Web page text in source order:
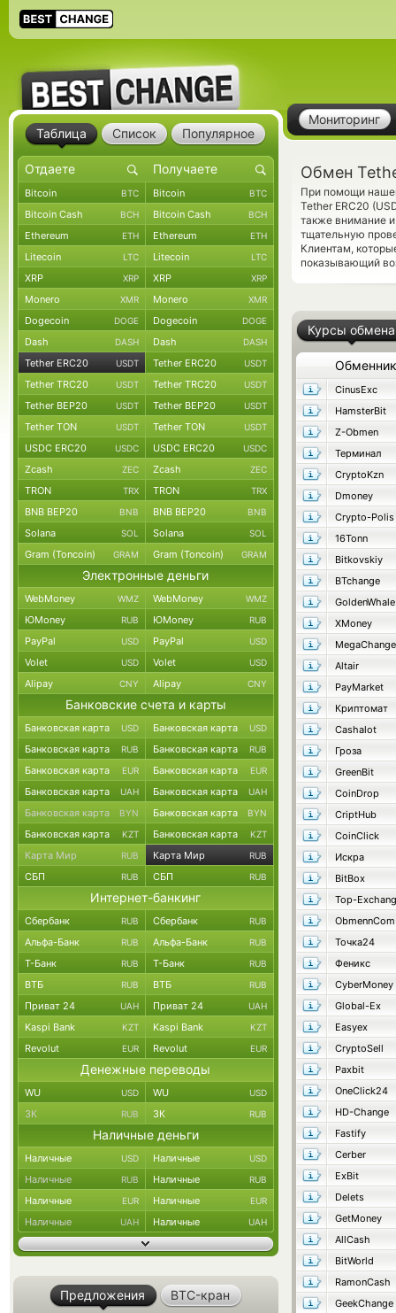
Мониторинг
Обмен
При помощи
Tether ERC20
также внимание
тщательную
Клиентам,
показывающий
Курсы обмена
Обменник
CinusExc
HamsterBit
Z-Obmen
Терминал
CryptoKzn
Dmoney
Crypto-Polis
16Tonn
Bitkovskiy
BTchange
GoldenWhale
XMoney
MegaChange
Altair
PayMarket
Криптомат
Cashalot
Гроза
GreenBit
CoinDrop
CriptHub
CoinClick
Искра
BitBox
Top-
ObmennCom
Точка24
Феникс
CyberMoney
Global-Ex
Easyex
CryptoSell
Paxbit
OneClick24
HD-Change
Fastify
Cerber
ExBit
Delets
GetMoney
AllCash
BitWorld
RamonCash
GeekChange
Таблица Список Популярное
Bitcoin BTC Bitcoin BTC
Bitcoin Cash BCH Bitcoin Cash BCH
Ethereum ETH Ethereum ETH
Litecoin LTC Litecoin LTC
XRP XRP XRP XRP
Monero XMR Monero XMR
Dogecoin DOGE Dogecoin DOGE
Dash DASH Dash DASH
Tether ERC20 USDT Tether ERC20 USDT
Tether TRC20 USDT Tether TRC20 USDT
Tether BEP20 USDT Tether BEP20 USDT
Tether TON USDT Tether TON USDT
USDC ERC20 USDC USDC ERC20 USDC
Zcash ZEC Zcash ZEC
TRON TRX TRON TRX
BNB BEP20 BNB BNB BEP20 BNB
Solana SOL Solana SOL
Gram (Toncoin) GRAM Gram (Toncoin) GRAM
Электронные деньги
WebMoney WMZ WebMoney WMZ
ЮMoney RUB ЮMoney RUB
PayPal USD PayPal USD
Volet USD Volet USD
Alipay CNY Alipay CNY
Банковские счета и карты
Банковская карта USD Банковская карта USD
Банковская карта RUB Банковская карта RUB
Банковская карта EUR Банковская карта EUR
Банковская карта UAH Банковская карта UAH
Банковская карта BYN Банковская карта BYN
Банковская карта KZT Банковская карта KZT
Карта Мир RUB Карта Мир RUB
СБП RUB СБП RUB
Интернет-банкинг
Сбербанк RUB Сбербанк RUB
Альфа-Банк RUB Альфа-Банк RUB
Т-Банк RUB Т-Банк RUB
ВТБ RUB ВТБ RUB
Приват 24 UAH Приват 24 UAH
Kaspi Bank KZT Kaspi Bank KZT
Revolut EUR Revolut EUR
Денежные переводы
WU USD WU USD
ЗК RUB ЗК RUB
Наличные деньги
Наличные USD Наличные USD
Наличные RUB Наличные RUB
Наличные EUR Наличные EUR
Наличные UAH Наличные UAH
Предложения BTC-кран